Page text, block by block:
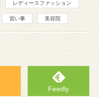
レディースファッション
習い事 美容院
Feedly